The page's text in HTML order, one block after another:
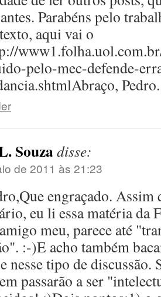
Parabéns pelo
aqui vai o
pelo-mec-defende-
Pedro.
Souzadisse:
de 2011 às 21:23
engraçado. Assim
eu li essa matéria da
meu, parece até
:-)E acho também
nesse tipo de discussão.
passarão a ser